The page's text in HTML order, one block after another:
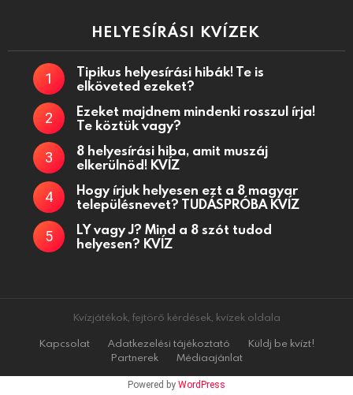
HELYESÍRÁSI KVÍZEK
Tipikus helyesírási hibák! Te is
elköveted ezeket?
Ezeket majdnem mindenki rosszul írja!
Te köztük vagy?
8 helyesírási hiba, amit muszáj
elkerülnöd! KVÍZ
Hogy írjuk helyesen ezt a 8 magyar
településnevet? TUDÁSPRÓBA KVÍZ
LY vagy J? Mind a 8 szót tudod
helyesen? KVÍZ
Kvízjátékok, fejtörő kérdések, kvízek oldala
Kapcsolat
Adatkezelési tájékoztató
Küldj be kvízt!
Partnerek
Médiaajánlat
Powered by WordPress